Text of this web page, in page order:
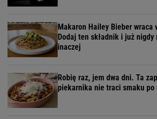
Makaron Hailey Bieber wraca
Dodaj ten składnik i już nigdy
inaczej
Robię raz, jem dwa dni. Ta
piekarnika nie traci smaku po